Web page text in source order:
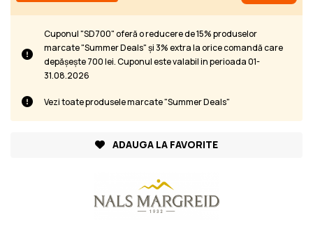
Cuponul "SD700" oferă o reducere de 15% produselor
marcate "Summer Deals" și 3% extra la orice comandă care
depășește 700 lei. Cuponul este valabil in perioada 01-
31.08.2026
Vezi toate produsele marcate "Summer Deals"
ADAUGA LA FAVORITE